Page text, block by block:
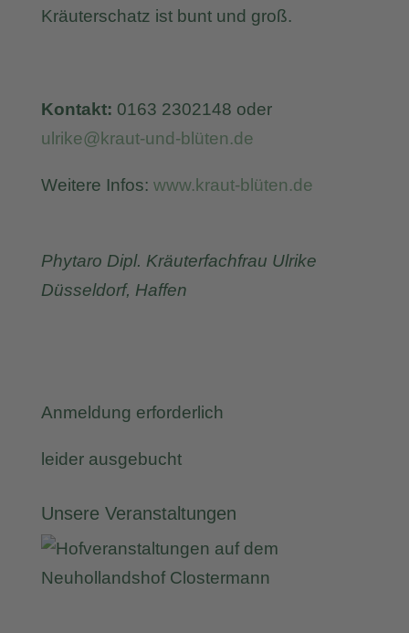
Kräuterschatz ist bunt und groß.
Kontakt: 0163 2302148 oder
ulrike@kraut-und-blüten.de
Weitere Infos: www.kraut-blüten.de
Phytaro Dipl. Kräuterfachfrau Ulrike
Düsseldorf, Haffen
Anmeldung erforderlich
leider ausgebucht
Unsere Veranstaltungen